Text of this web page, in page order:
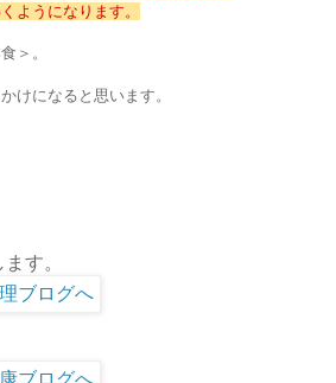
ようになります。
＞。
けになると思います。
す。